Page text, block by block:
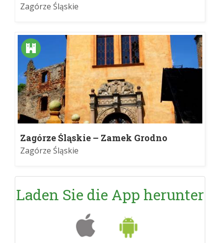
Zagórze Śląskie
Zagórze Śląskie – Zamek Grodno
Zagórze Śląskie
Laden Sie die App herunter